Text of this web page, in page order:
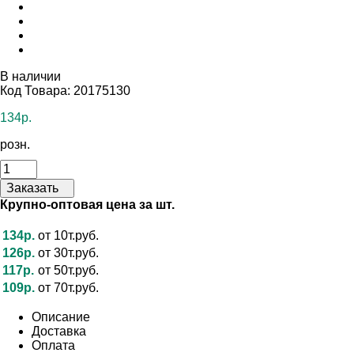
В наличии
Код Товара: 20175130
134р.
розн.
Заказать
Крупно-оптовая цена за шт.
134р. от 10т.руб.
126р. от 30т.руб.
117р. от 50т.руб.
109р. от 70т.руб.
Описание
Доставка
Оплата